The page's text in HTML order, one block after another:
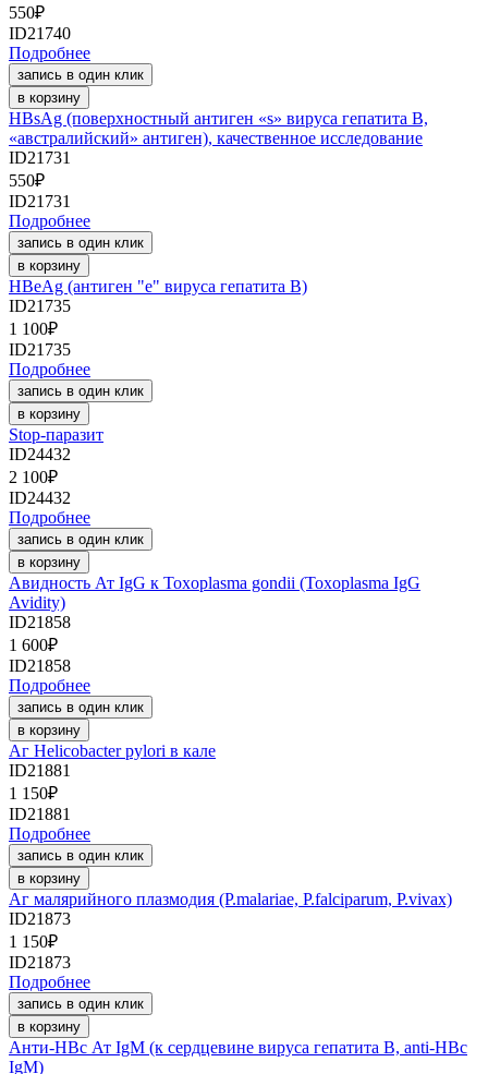
550₽
ID21740
Подробнее
запись в один клик
в корзину
HBsAg (поверхностный антиген «s» вируса гепатита B,
«австралийский» антиген), качественное исследование
ID21731
550₽
ID21731
Подробнее
запись в один клик
в корзину
HВeAg (антиген "е" вируса гепатита В)
ID21735
1 100₽
ID21735
Подробнее
запись в один клик
в корзину
Stop-паразит
ID24432
2 100₽
ID24432
Подробнее
запись в один клик
в корзину
Авидность Ат IgG к Toxoplasma gondii (Toxoplasma IgG
Avidity)
ID21858
1 600₽
ID21858
Подробнее
запись в один клик
в корзину
Аг Helicobacter pylori в кале
ID21881
1 150₽
ID21881
Подробнее
запись в один клик
в корзину
Аг малярийного плазмодия (P.malariae, P.falciparum, P.vivax)
ID21873
1 150₽
ID21873
Подробнее
запись в один клик
в корзину
Анти-HBc Ат IgM (к сердцевине вируса гепатита В, anti-HBc
IgM)